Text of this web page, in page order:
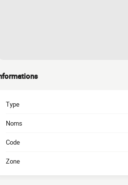
Type
Noms
Code
Zone